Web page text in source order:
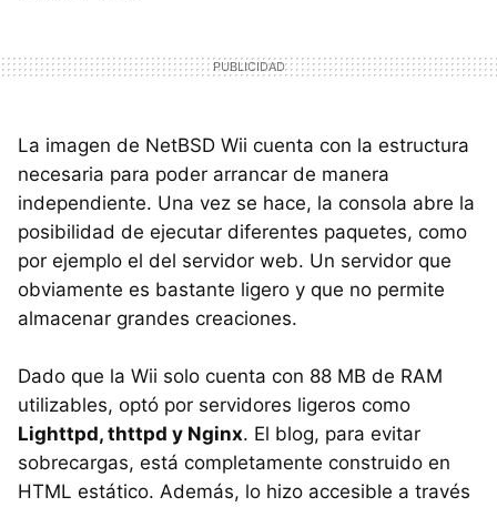
La imagen de NetBSD Wii cuenta con la estructura
necesaria para poder arrancar de manera
independiente. Una vez se hace, la consola abre la
posibilidad de ejecutar diferentes paquetes, como
por ejemplo el del servidor web. Un servidor que
obviamente es bastante ligero y que no permite
almacenar grandes creaciones.
Dado que la Wii solo cuenta con 88 MB de RAM
utilizables, optó por servidores ligeros como
Lighttpd, thttpd y Nginx. El blog, para evitar
sobrecargas, está completamente construido en
HTML estático. Además, lo hizo accesible a través